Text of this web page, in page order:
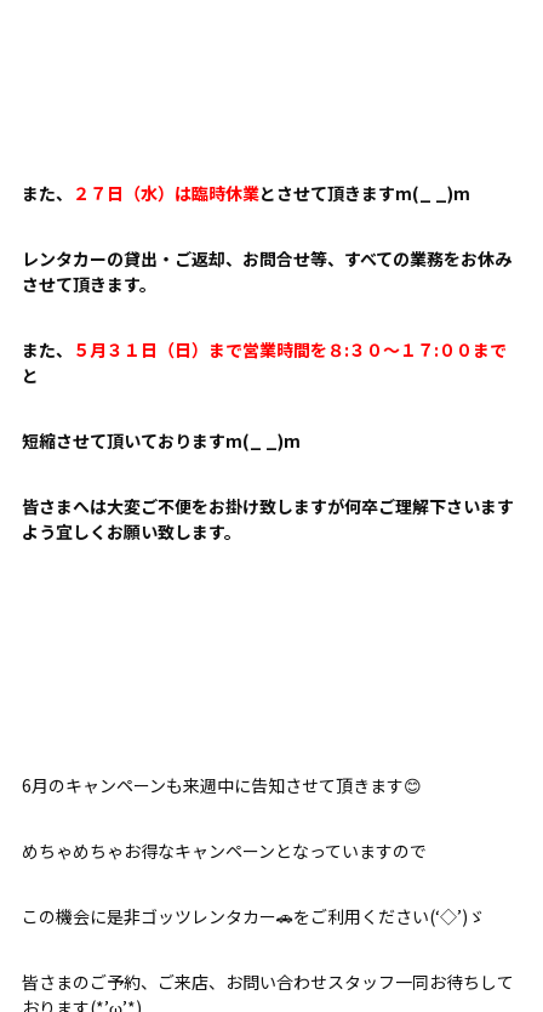
また、 ２７日（水）は臨時休業とさせて頂きますm(_ _)m
レンタカーの貸出・ご返却、お問合せ等、すべての業務をお休み
させて頂きます。
また、 ５月３１日（日）まで営業時間を８:３０～１７:００まで
と
短縮させて頂いておりますm(_ _)m
皆さまへは大変ご不便をお掛け致しますが何卒ご理解下さいます
よう宜しくお願い致します。
6月のキャンペーンも来週中に告知させて頂きます😊
めちゃめちゃお得なキャンペーンとなっていますので
この機会に是非ゴッツレンタカー🚗をご利用ください(‘◇’)ゞ
皆さまのご予約、ご来店、お問い合わせスタッフ一同お待ちして